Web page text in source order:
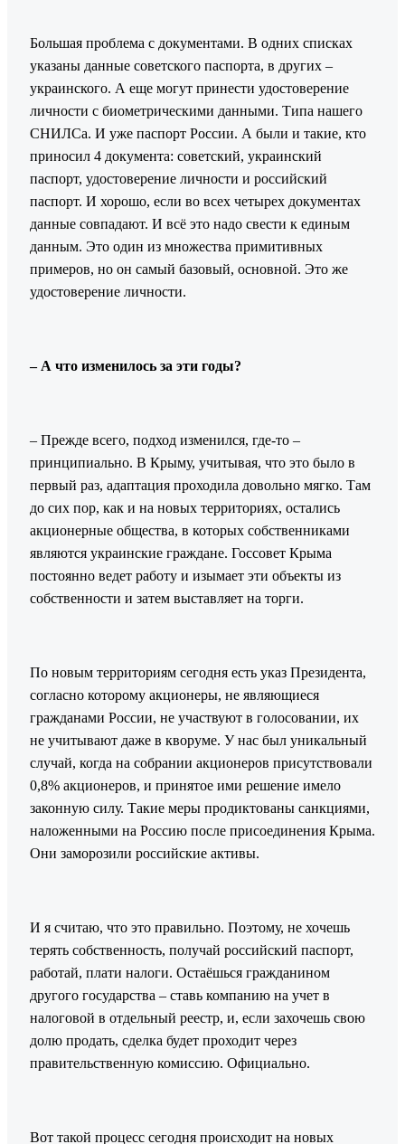
Большая проблема с документами. В одних списках
указаны данные советского паспорта, в других –
украинского. А еще могут принести удостоверение
личности с биометрическими данными. Типа нашего
СНИЛСа. И уже паспорт России. А были и такие, кто
приносил 4 документа: советский, украинский
паспорт, удостоверение личности и российский
паспорт. И хорошо, если во всех четырех документах
данные совпадают. И всё это надо свести к единым
данным. Это один из множества примитивных
примеров, но он самый базовый, основной. Это же
удостоверение личности.
– А что изменилось за эти годы?
– Прежде всего, подход изменился, где-то –
принципиально. В Крыму, учитывая, что это было в
первый раз, адаптация проходила довольно мягко. Там
до сих пор, как и на новых территориях, остались
акционерные общества, в которых собственниками
являются украинские граждане. Госсовет Крыма
постоянно ведет работу и изымает эти объекты из
собственности и затем выставляет на торги.
По новым территориям сегодня есть указ Президента,
согласно которому акционеры, не являющиеся
гражданами России, не участвуют в голосовании, их
не учитывают даже в кворуме. У нас был уникальный
случай, когда на собрании акционеров присутствовали
0,8% акционеров, и принятое ими решение имело
законную силу. Такие меры продиктованы санкциями,
наложенными на Россию после присоединения Крыма.
Они заморозили российские активы.
И я считаю, что это правильно. Поэтому, не хочешь
терять собственность, получай российский паспорт,
работай, плати налоги. Остаёшься гражданином
другого государства – ставь компанию на учет в
налоговой в отдельный реестр, и, если захочешь свою
долю продать, сделка будет проходит через
правительственную комиссию. Официально.
Вот такой процесс сегодня происходит на новых